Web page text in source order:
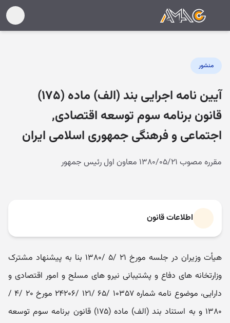
منشور
آیین‌ نامه اجرایی بند (الف) ماده (۱۷۵)
قانون برنامه سوم توسعه اقتصادی,
اجتماعی و فرهنگی جمهوری اسلامی ایران
مقرره مصوب ۱۳۸۰/۰۵/۲۱ معاون اول رئیس جمهور
اطلاعات قانون
هیأ‌ت و‌زیران در جلسه مورخ ۲۱ /۵ /۱۳۸۰ بنا به پیشنهاد مشترک
و‌زارتخانه‌ های دفاع و پشتیبانی نیرو ‌های مسلح و امور اقتصادی و
دارایی، موضوع نامه شماره ۱۰۳۵۷ /۶۵ /۱۲۱ /۲۴۲۰۶ مورخ ۲۰ /۴ /
۱۳۸۰ و به استناد بند (الف) ماده (۱۷۵) قانون برنامه سوم توسعه